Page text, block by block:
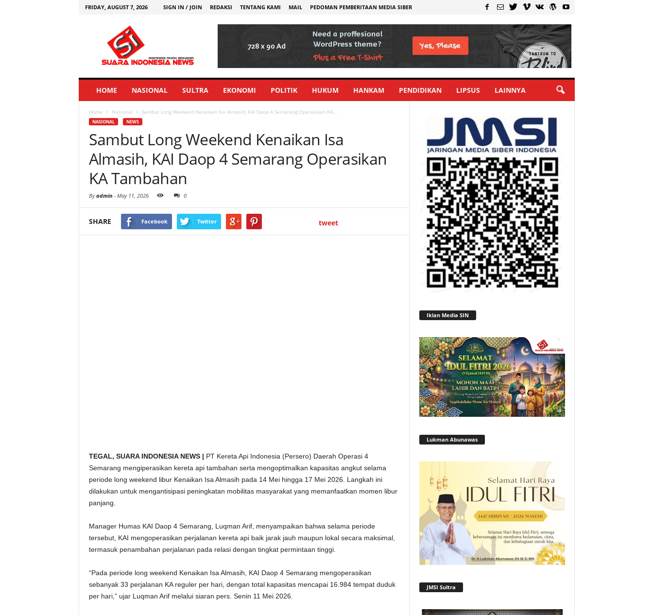
FRIDAY, AUGUST 7, 2026 SIGN IN / JOIN REDAKSI TENTANG KAMI MAIL PEDOMAN PEMBERITAAN MEDIA SIBER
HOME NASIONAL SULTRA EKONOMI POLITIK HUKUM HANKAM PENDIDIKAN LIPSUS LAINNYA
Home Nasional Sambut Long Weekend Kenaikan Isa Almasih, KAI Daop 4 Semarang Operasikan KA...
NASIONAL NEWS
Sambut Long Weekend Kenaikan Isa
Almasih, KAI Daop 4 Semarang Operasikan
KA Tambahan
Byadmin - May 11, 2026 0
SHARE Facebook Twitter tweet
TEGAL, SUARA INDONESIA NEWS | PT Kereta Api Indonesia (Persero) Daerah Operasi 4
Semarang mengiperasikan kereta api tambahan serta mengoptimalkan kapasitas angkut selama
periode long weekend libur Kenaikan Isa Almasih pada 14 Mei hingga 17 Mei 2026. Langkah ini
dilakukan untuk mengantisipasi peningkatan mobilitas masyarakat yang memanfaatkan momen libur
panjang.
Manager Humas KAI Daop 4 Semarang, Luqman Arif, menyampaikan bahwa selama periode
tersebut, KAI mengoperasikan perjalanan kereta api baik jarak jauh maupun lokal secara maksimal,
termasuk penambahan perjalanan pada relasi dengan tingkat permintaan tinggi.
“Pada periode long weekend Kenaikan Isa Almasih, KAI Daop 4 Semarang mengoperasikan
sebanyak 33 perjalanan KA reguler per hari, dengan total kapasitas mencapai 16.984 tempat duduk
per hari,” ujar Luqman Arif melalui siaran pers. Senin 11 Mei 2026.
Iklan Media SIN
Lukman Abunawas
JMSI Sultra